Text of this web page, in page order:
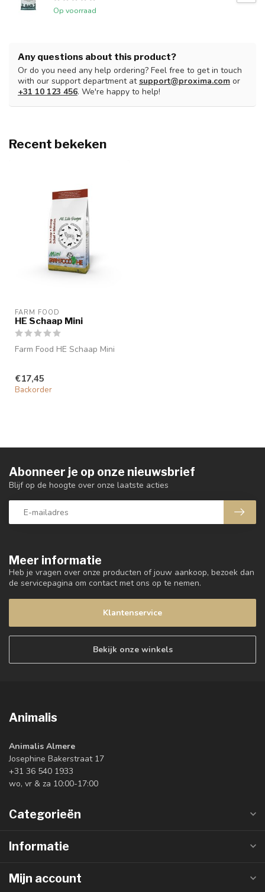
Op voorraad
Any questions about this product?
Or do you need any help ordering? Feel free to get in touch
with our support department atsupport@proxima.com or
+31 10 123 456. We're happy to help!
Recent bekeken
FARM FOOD
HE Schaap Mini
Farm Food HE Schaap Mini
€17,45
Backorder
Meer informatie
Heb je vragen over onze producten of jouw aankoop, bezoek dan
de servicepagina om contact met ons op te nemen.
Klantenservice
Bekijk onze winkels
Abonneer je op onze nieuwsbrief
Blijf op de hoogte over onze laatste acties
Animalis
Animalis Almere
Josephine Bakerstraat 17
+31 36 540 1933
wo, vr & za 10:00-17:00
Categorieën
Informatie
Mijn account